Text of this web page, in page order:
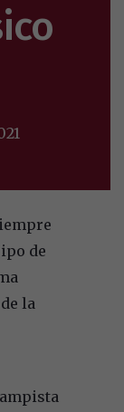
de
la